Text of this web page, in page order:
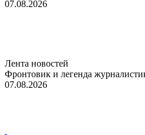
07.08.2026
Лента новостей
Фронтовик и легенда
07.08.2026